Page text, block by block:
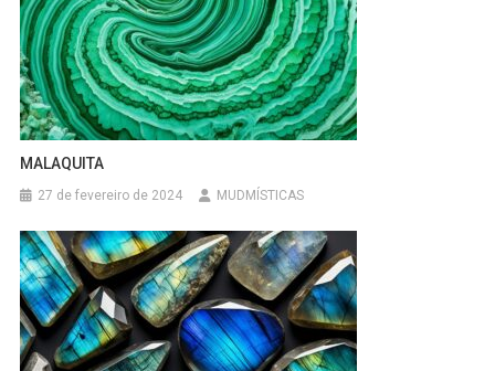
MALAQUITA
27 de fevereiro de 2024 MUDMÍSTICAS